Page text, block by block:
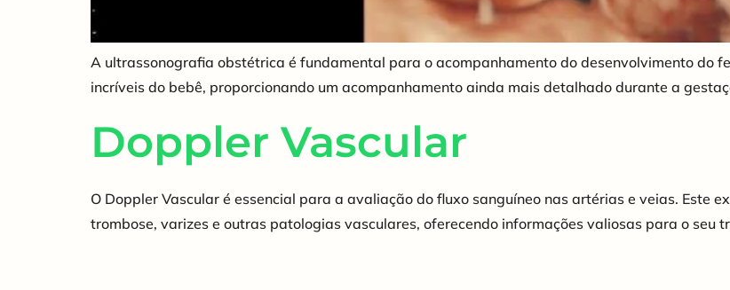
A ultrassonografia obstétrica é fundamental para o acompanhamento do desenvolvimento do
incríveis do bebê, proporcionando um acompanhamento ainda mais detalhado durante a
Doppler Vascular
O Doppler Vascular é essencial para a avaliação do fluxo sanguíneo nas artérias e veias. Este
trombose, varizes e outras patologias vasculares, oferecendo informações valiosas para o seu